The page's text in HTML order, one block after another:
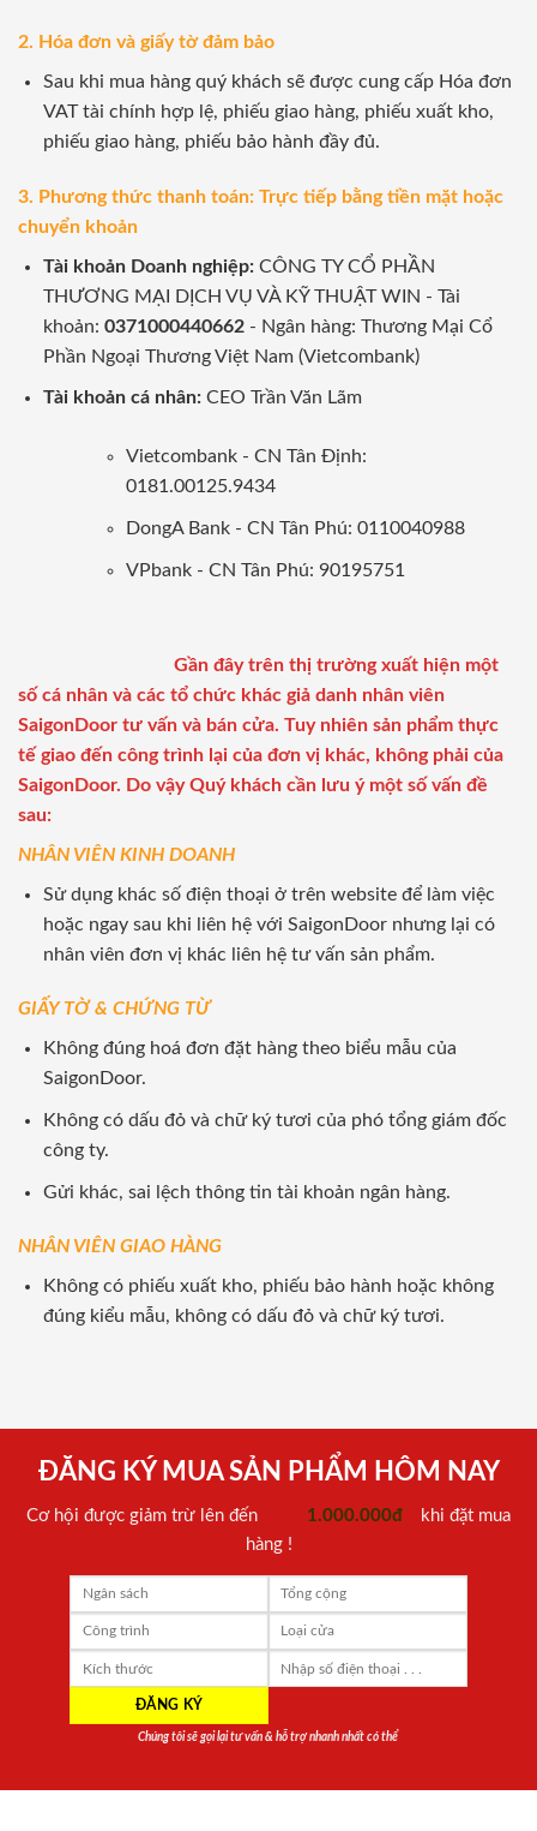
2. Hóa đơn và giấy tờ đảm bảo
Sau khi mua hàng quý khách sẽ được cung cấp Hóa đơn
VAT tài chính hợp lệ, phiếu giao hàng, phiếu xuất kho,
phiếu giao hàng, phiếu bảo hành đầy đủ.
3. Phương thức thanh toán: Trực tiếp bằng tiền mặt hoặc
chuyển khoản
Tài khoản Doanh nghiệp:CÔNG TY CỔ PHẦN
THƯƠNG MẠI DỊCH VỤ VÀ KỸ THUẬT WIN - Tài
khoản: 0371000440662- Ngân hàng: Thương Mại Cổ
Phần Ngoại Thương Việt Nam (Vietcombank)
Tài khoản cá nhân: CEO Trần Văn Lãm
Vietcombank - CN Tân Định:
0181.00125.9434
DongA Bank - CN Tân Phú: 0110040988
VPbank - CN Tân Phú: 90195751
Gần đây trên thị trường xuất hiện một
số cá nhân và các tổ chức khác giả danh nhân viên
SaigonDoor tư vấn và bán cửa. Tuy nhiên sản phẩm thực
tế giao đến công trình lại của đơn vị khác, không phải của
SaigonDoor. Do vậy Quý khách cần lưu ý một số vấn đề
sau:
NHÂN VIÊN KINH DOANH
Sử dụng khác số điện thoại ở trên website để làm việc
hoặc ngay sau khi liên hệ với SaigonDoor nhưng lại có
nhân viên đơn vị khác liên hệ tư vấn sản phẩm.
GIẤY TỜ & CHỨNG TỪ
Không đúng hoá đơn đặt hàng theo biểu mẫu của
SaigonDoor.
Không có dấu đỏ và chữ ký tươi của phó tổng giám đốc
công ty.
Gửi khác, sai lệch thông tin tài khoản ngân hàng.
NHÂN VIÊN GIAO HÀNG
Không có phiếu xuất kho, phiếu bảo hành hoặc không
đúng kiểu mẫu, không có dấu đỏ và chữ ký tươi.
ĐĂNG KÝ MUA SẢN PHẨM HÔM NAY
Cơ hội được giảm trừ lên đến 1.000.000đ
khi đặt mua
hàng !
Chúng tôi sẽ gọi lại tư vấn & hỗ trợ nhanh nhất có thể